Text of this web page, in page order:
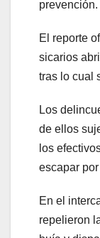
prevención.
El reporte
sicarios
tras lo cual
Los
de ellos
los
escapar
En el
repelieron